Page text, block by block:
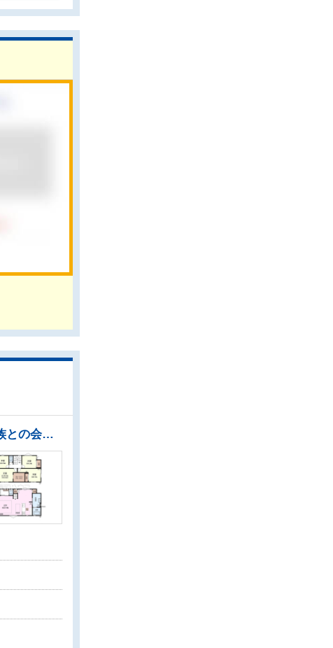
◇LDKはゆったり約22.4帖。床暖房があり足元ぽかぽか、家族の集まる空間を暖めます ◇ご家族との会話も楽しめる対面キッチンは食洗機・タッチレス水浄完備 ◇換気・乾燥・暖房機付きゆったり1坪サイズの浴室で、入浴前後も快適 ◇全居室角部屋仕様で2面採光を実現！お天気の良い日には窓を開けて換気もできるので気持ち良いですね